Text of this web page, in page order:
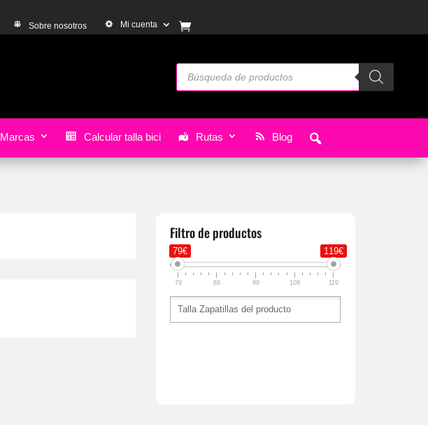
Sobre nosotros Mi cuenta
Búsqueda
de
Marcas Calcular talla bici Rutas Blog
Filtro de productos
79€ 119€
79 89 99 109 119